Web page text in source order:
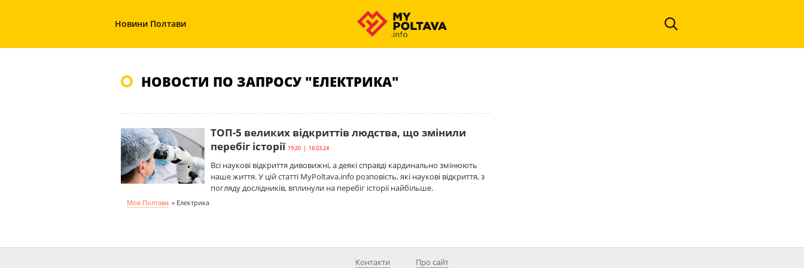
Новини Полтави
НОВОСТИ ПО ЗАПРОСУ "ЕЛЕКТРИКА"
ТОП-5 великих відкриттів людства, що змінили
перебіг історії 19:20 | 18.03.24
Всі наукові відкриття дивовижні, а деякі справді кардинально змінюють
наше життя. У цій статті MyPoltava.info розповість, які наукові відкриття, з
погляду дослідників, вплинули на перебіг історії найбільше.
Моя Полтава » Електрика
Контакти Про сайт